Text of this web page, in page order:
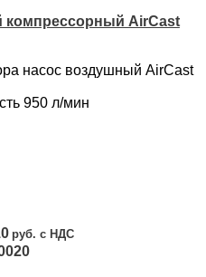
компрессорный AirCast
насос воздушный AirCast
950 л/мин